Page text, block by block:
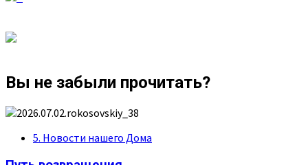
Вы не забыли прочитать?
5. Новости нашего Дома